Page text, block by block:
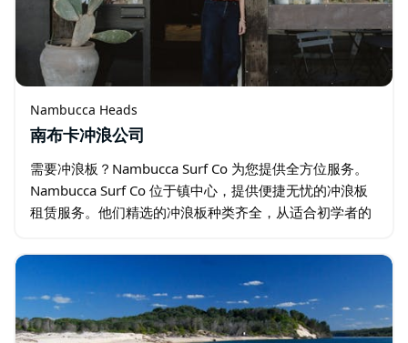
Nambucca Heads
南布卡冲浪公司
需要冲浪板？Nambucca Surf Co 为您提供全方位服务。
Nambucca Surf Co 位于镇中心，提供便捷无忧的冲浪板
租赁服务。他们精选的冲浪板种类齐全，从适合初学者的
型冲浪板…